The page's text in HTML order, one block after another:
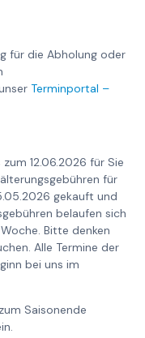
für die Abholung oder
Terminportal –
12.06.2026 für Sie
für
gekauft und
belaufen sich
Bitte denken
Alle Termine der
bei uns im
Saisonende